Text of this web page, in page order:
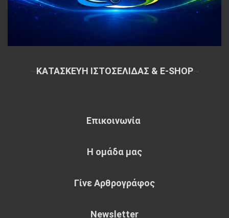
ΚΑΤΑΣΚΕΥΗ ΙΣΤΟΣΕΛΙΔΑΣ & E-SHOP~
Επικοινωνία
Η ομάδα μας
Γίνε Αρθρογράφος
Newsletter